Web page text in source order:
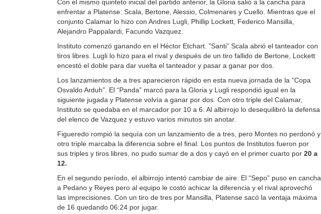
Con el mismo quinteto inicial del partido anterior, la Gloria salió a la cancha para
enfrentar a Platense: Scala, Bertone, Alessio, Colmenares y Cuello. Mientras que el
conjunto Calamar lo hizo con Andres Lugli, Phillip Lockett, Federico Mansilla,
Alejandro Pappalardi, Facundo Vazquez.
Instituto comenzó ganando en el Héctor Etchart. ”Santi” Scala abrió el tanteador con
tiros libres. Lugli lo hizo para el rival y después de un tiro fallido de Bertone, Lockett
encestó el doble para dar vuelta el tanteador y pasar a ganar por dos.
Los lanzamientos de a tres aparecieron rápido en esta nueva jornada de la “Copa
Osvaldo Arduh”. El “Panda” marcó para la Gloria y Lugli respondió igual en la
siguiente jugada y Platense volvía a ganar por dos. Con otro triple del Calamar,
Instituto se quedaba en el marcador por 10 a 6. Al albirrojo lo desequilibró la defensa
del elenco de Vazquez y estuvo varios minutos sin anotar.
Figueredo rompió la sequía con un lanzamiento de a tres, pero Montes no perdonó y
otro triple marcaba la diferencia sobre el final. Los puntos de Institutos fueron por
sus triples y tiros libres, no pudo sumar de a dos y cayó en el primer cuarto por 20 a
12.
En el segundo período, el albirrojo intentó cambiar de aire. El “Sepo” puso en cancha
a Pedano y Reyes pero al equipo le costó achicar la diferencia y el rival aprovechó
las imprecisiones. Con un tiro de tres por Mansilla, Platense sacó la ventaja máxima
de 16 quedando 06:24 por jugar.